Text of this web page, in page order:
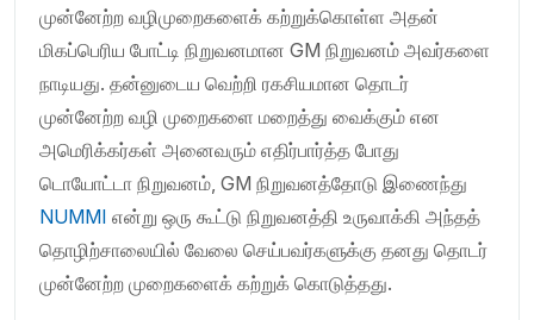
முன்னேற்ற வழிமுறைகளைக் கற்றுக்கொள்ள அதன்
மிகப்பெரிய போட்டி நிறுவனமான GM நிறுவனம் அவர்களை
நாடியது. தன்னுடைய வெற்றி ரகசியமான தொடர்
முன்னேற்ற வழி முறைகளை மறைத்து வைக்கும் என
அமெரிக்கர்கள் அனைவரும் எதிர்பார்த்த போது
டொயோட்டா நிறுவனம், GM நிறுவனத்தோடு இணைந்து
NUMMI என்று ஒரு கூட்டு நிறுவனத்தி உருவாக்கி அந்தத்
தொழிற்சாலையில் வேலை செய்பவர்களுக்கு தனது தொடர்
முன்னேற்ற முறைகளைக் கற்றுக் கொடுத்தது.